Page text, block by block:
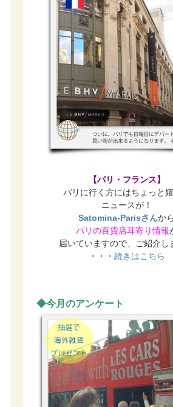
【パリ・フランス】
パリに行く方にはちょっと
ニュースが！
Satomina-Parisさんから
パリの百貨店耳寄り情報
届いていますので、ご紹介し
・・・ 続きはこちら
◆今月のアンケート